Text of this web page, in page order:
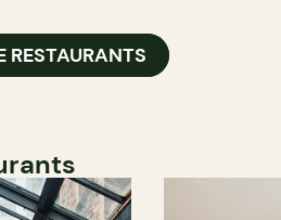
RESTAURANTS